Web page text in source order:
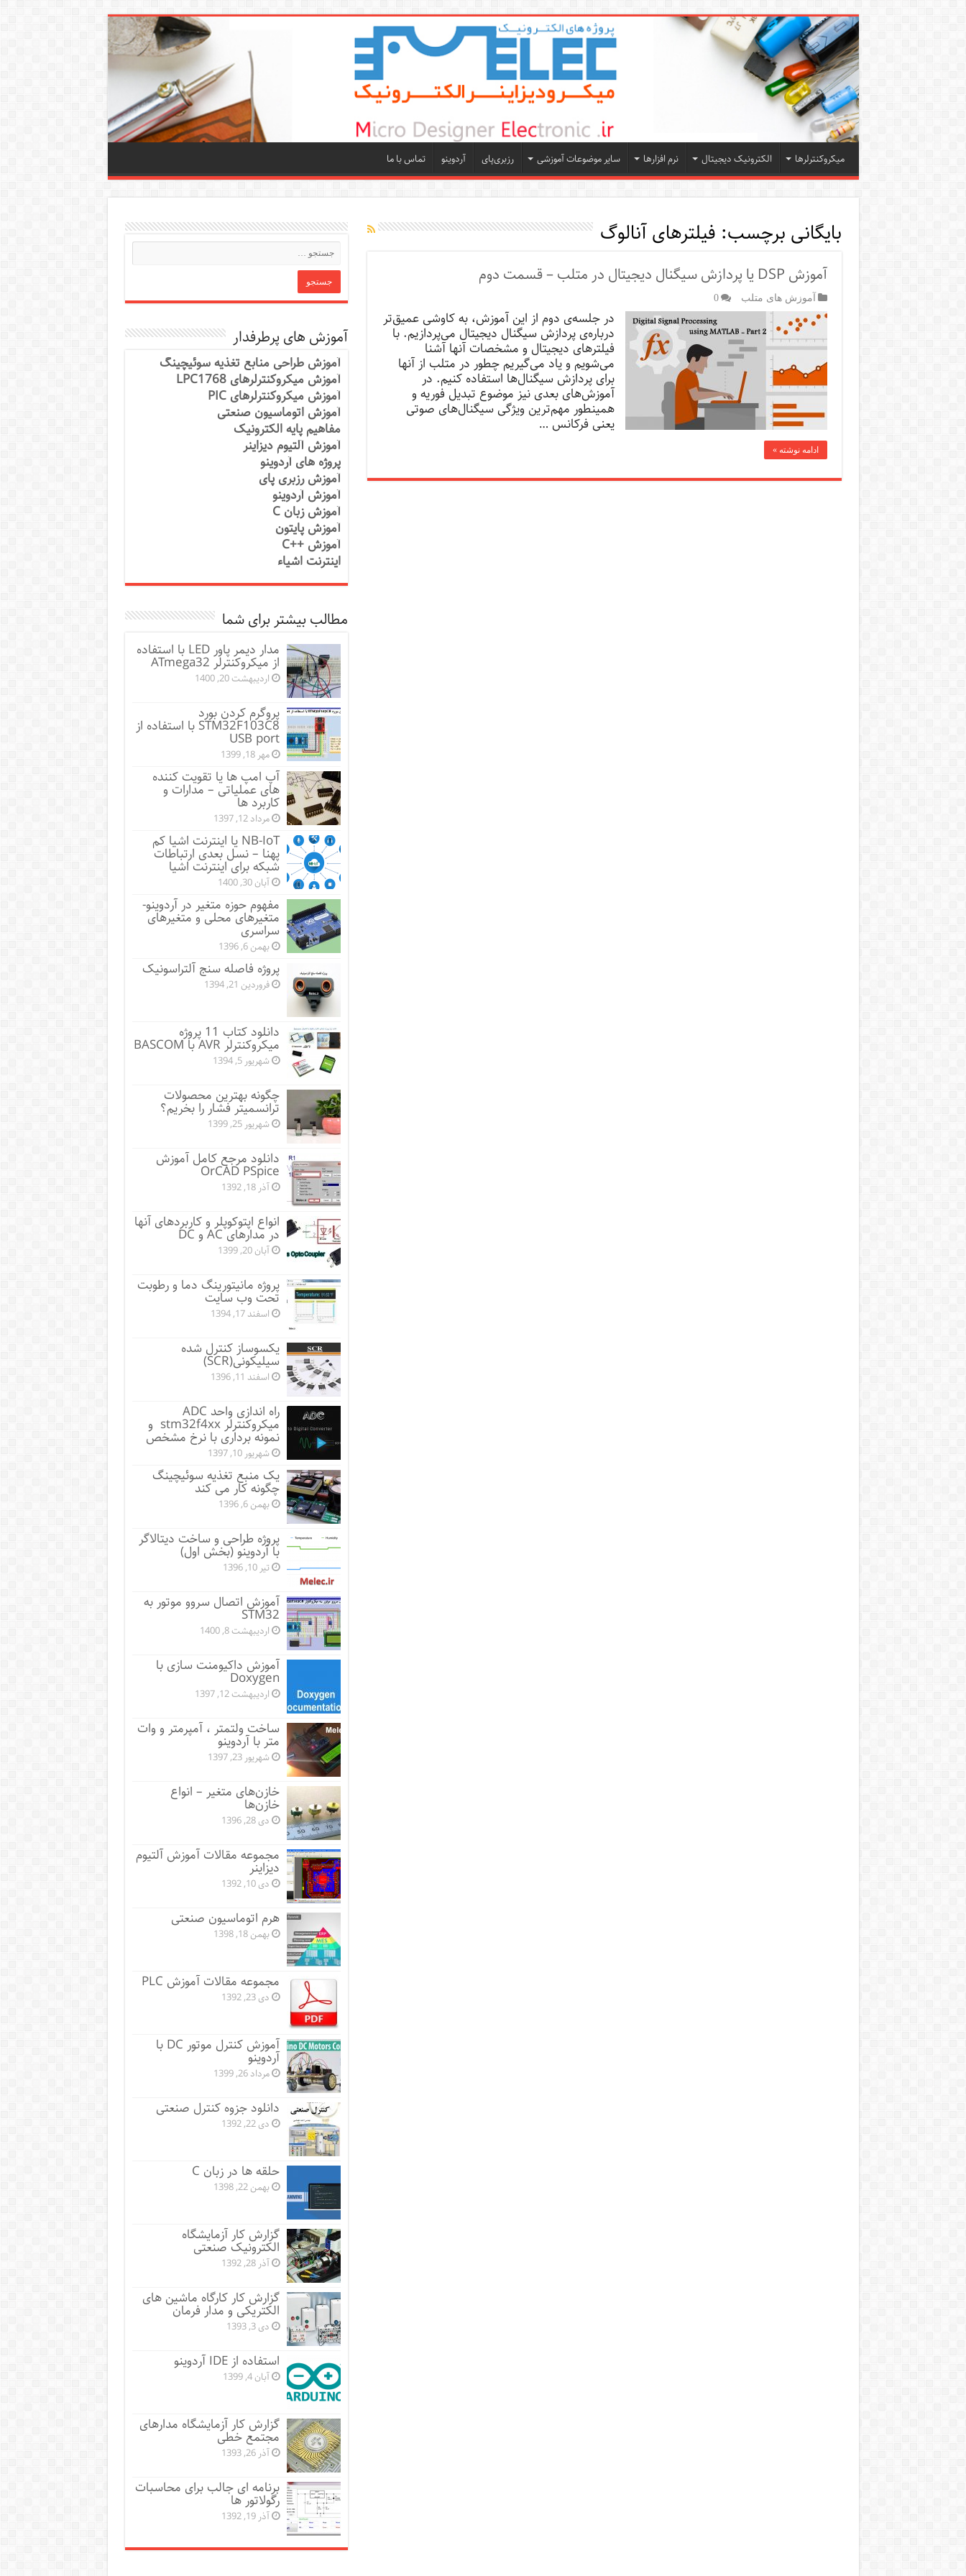
میکروکنترلرها الکترونیک دیجیتال نرم افزارها سایر موضوعات آموزشی رزبری‌پای آردوینو تماس با ما
بایگانی برچسب: فیلترهای آنالوگ
آموزش DSP یا پردازش سیگنال دیجیتال در متلب – قسمت دوم
آموزش های متلب 0
در جلسه‌ی دوم از این آموزش، به کاوشی عمیق‌تر
درباره‌ی پردازش‌ سیگنال دیجیتال می‌پردازیم. با
فیلترهای دیجیتال و مشخصات آنها آشنا
می‌شویم و یاد می‌گیریم چطور در متلب از آنها
برای پردازش سیگنال‌ها استفاده کنیم. در
آموزش‌های بعدی نیز موضوع تبدیل فوریه و
همینطور مهم‌ترین ویژگی سیگنال‌های صوتی
یعنی فرکانس …
ادامه نوشته »
آموزش های پرطرفدار
آموزش طراحی منابع تغذیه سوئیچینگ
آموزش میکروکنترلرهای LPC1768
آموزش میکروکنترلرهای PIC
آموزش اتوماسیون صنعتی
مفاهیم پایه الکترونیک
آموزش آلتیوم دیزاینر
پروژه های آردوینو
آموزش رزبری پای
آموزش آردوینو
آموزش زبان C
آموزش پایتون
آموزش ++C
اینترنت اشیاء
مطالب بیشتر برای شما
مدار دیمر پاور LED با استفاده
از میکروکنترلر ATmega32
اردیبهشت 20, 1400
پروگرم کردن بورد
STM32F103C8 با استفاده از
USB port
مهر 18, 1399
آپ امپ ها یا تقویت کننده
های عملیاتی – مدارات و
کاربرد ها
مرداد 12, 1397
NB-IoT یا اینترنت اشیا کم
پهنا – نسل بعدی ارتباطات
شبکه برای اینترنت اشیا
آبان 30, 1400
مفهوم حوزه متغیر در آردوینو-
متغیرهای محلی و متغیرهای
سراسری
بهمن 6, 1396
پروژه فاصله سنج آلتراسونیک
فروردین 21, 1394
دانلود کتاب 11 پروژه
میکروکنترلر AVR با BASCOM
شهریور 5, 1394
چگونه بهترین محصولات
ترانسمیتر فشار را بخریم؟
شهریور 25, 1399
دانلود مرجع کامل آموزش
OrCAD PSpice
آذر 18, 1392
انواع اپتوکوپلر و کاربردهای آنها
در مدارهای AC و DC
آبان 20, 1399
پروژه مانيتورينگ دما و رطوبت
تحت وب سایت
اسفند 17, 1394
یکسوساز کنترل شده
سیلیکونی(SCR)
اسفند 11, 1396
راه اندازی واحد ADC
میکروکنترلر stm32f4xx و
نمونه برداری با نرخ مشخص
شهریور 10, 1397
یک منبع تغذیه سوئیچینگ
چگونه کار می کند
بهمن 6, 1396
پروژه طراحی و ساخت دیتالاگر
با آردوینو (بخش اول)
تیر 10, 1396
آموزش اتصال سروو موتور به
STM32
اردیبهشت 8, 1400
آموزش داکیومنت سازی با
Doxygen
اردیبهشت 12, 1397
ساخت ولتمتر ، آمپرمتر و وات
متر با آردوینو
شهریور 23, 1397
خازن‌های متغیر – انواع
خازن‌ها
دی 28, 1396
مجموعه مقالات آموزش آلتیوم
دیزاینر
دی 10, 1392
هرم اتوماسیون صنعتی
بهمن 18, 1398
مجموعه مقالات آموزش PLC
دی 23, 1392
آموزش کنترل موتور DC با
آردوینو
مرداد 26, 1399
دانلود جزوه کنترل صنعتی
دی 22, 1392
حلقه ها در زبان C
بهمن 22, 1398
گزارش کار آزمایشگاه
الکترونیک صنعتی
آذر 28, 1392
گزارش کار کارگاه ماشین های
الکتریکی و مدار فرمان
دی 3, 1393
استفاده از IDE آردوینو
آبان 4, 1399
گزارش کار آزمایشگاه مدارهای
مجتمع خطی
آذر 26, 1393
برنامه ای جالب برای محاسبات
رگولاتور ها
آذر 19, 1392